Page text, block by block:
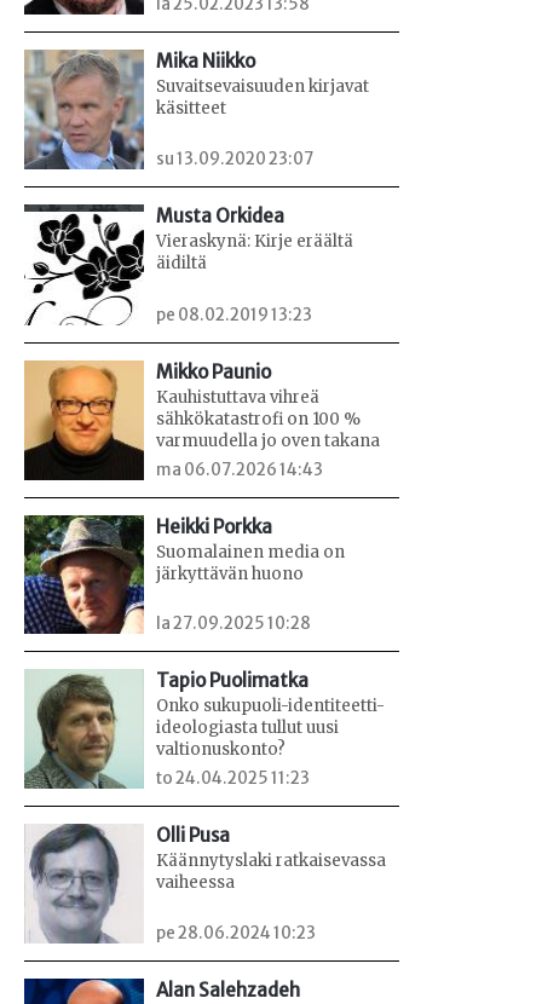
la 25.02.2023 13:58
Mika Niikko
Suvaitsevaisuuden kirjavat
käsitteet
su 13.09.2020 23:07
Musta Orkidea
Vieraskynä: Kirje eräältä
äidiltä
pe 08.02.2019 13:23
Mikko Paunio
Kauhistuttava vihreä
sähkökatastrofi on 100 %
varmuudella jo oven takana
ma 06.07.2026 14:43
Heikki Porkka
Suomalainen media on
järkyttävän huono
la 27.09.2025 10:28
Tapio Puolimatka
Onko sukupuoli-identiteetti-
ideologiasta tullut uusi
valtionuskonto?
to 24.04.2025 11:23
Olli Pusa
Käännytyslaki ratkaisevassa
vaiheessa
pe 28.06.2024 10:23
Alan Salehzadeh